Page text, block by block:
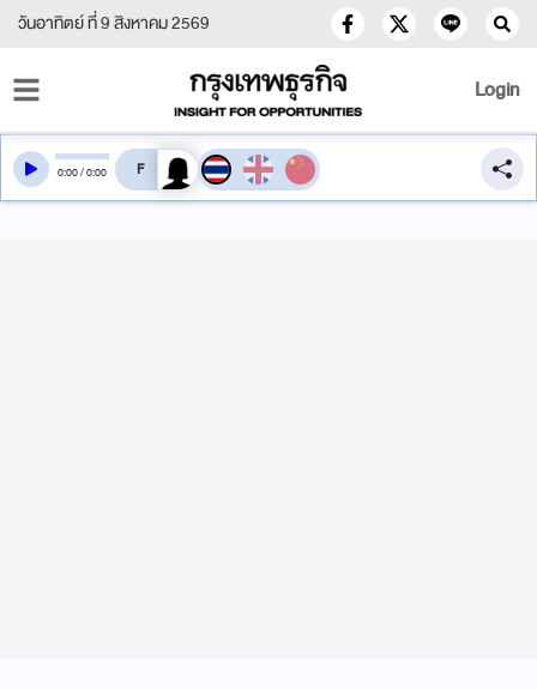
วันอาทิตย์ ที่ 9 สิงหาคม 2569
Login
0:00/0:00 สลับเสียงอ่าน